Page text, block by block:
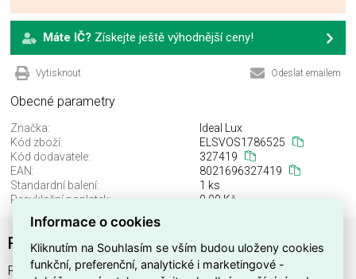
Máte IČ? Získejte ještě výhodnější ceny!
Vytisknout Odeslat emailem
Obecné parametry
Značka:
Ideal Lux
Kód zboží:
ELSVOS1786525
Kód dodavatele:
327419
EAN:
8021696327419
Standardní balení:
1 ks
Recyklační poplatek:
0,00 Kč
RUBBER VETRO D15 AMBRA
RUBBER VETRO D15 AMBRA najdete v kategoriích Svítidla,
Informace o cookies
Kliknutím na Souhlasím se vším budou uloženy cookies
funkční, preferenční, analytické i marketingové -